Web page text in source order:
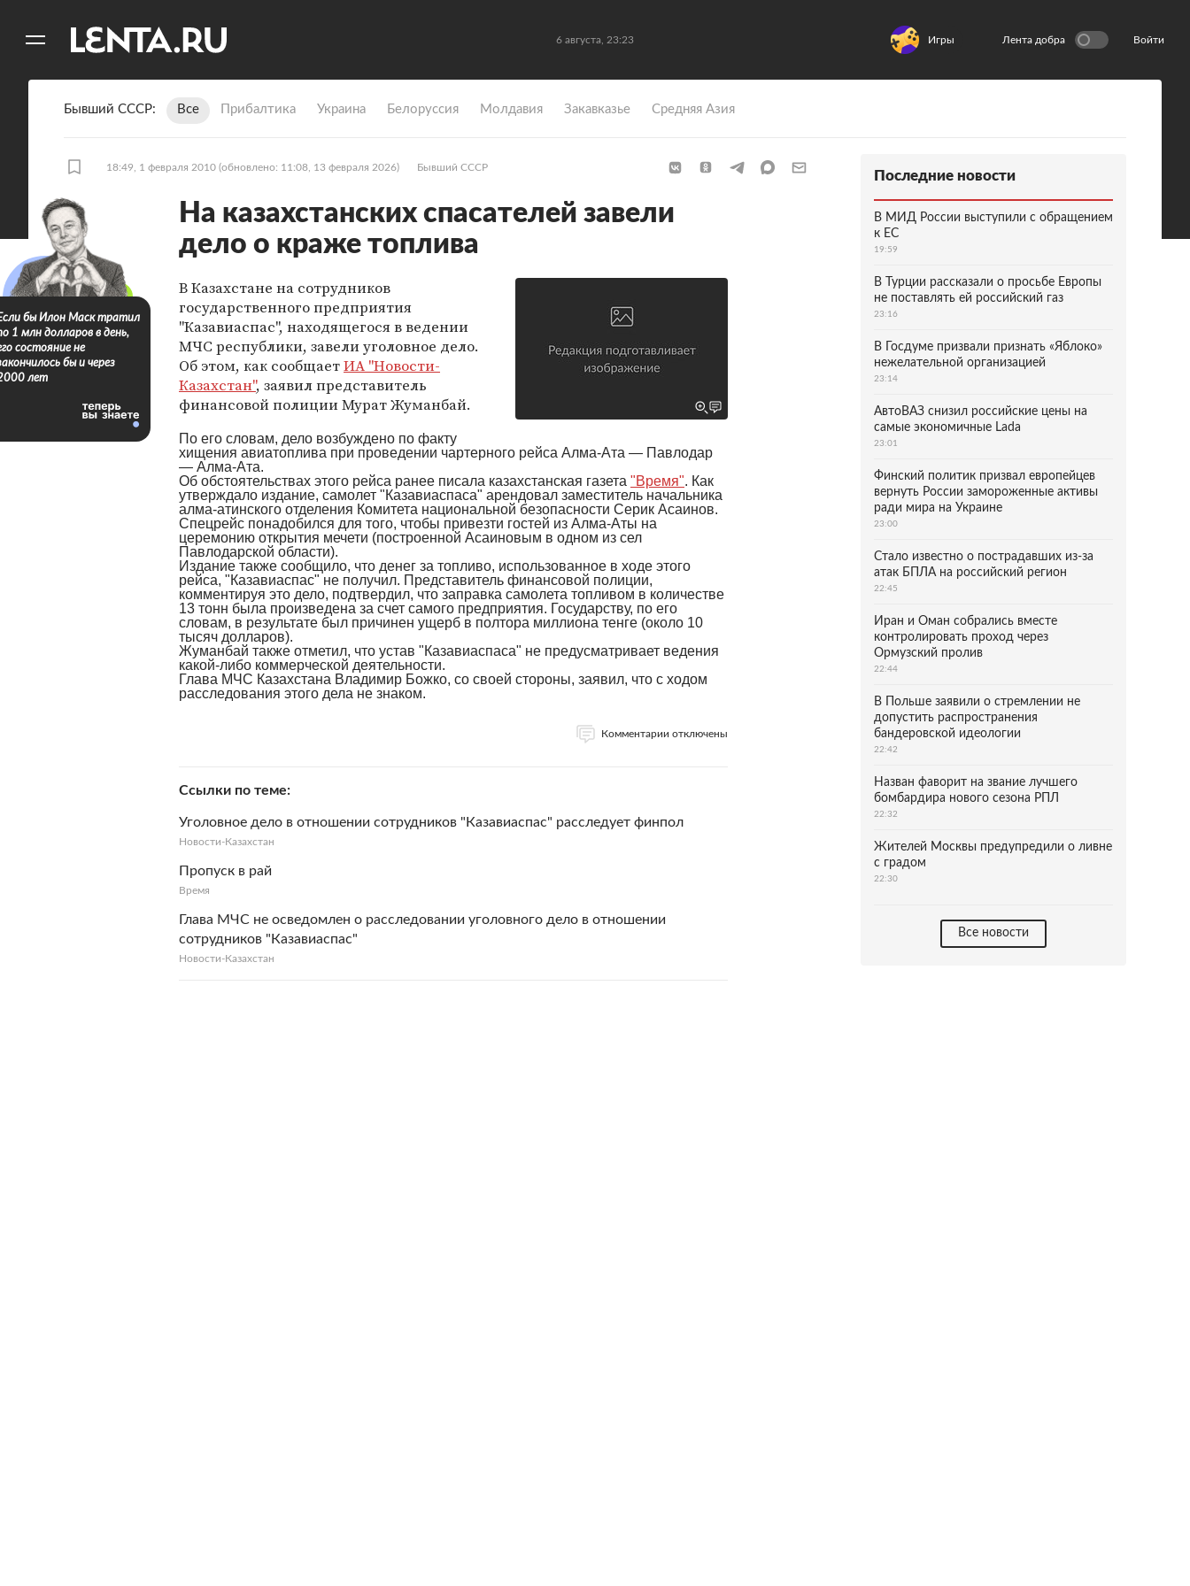
6 августа, 23:23 Игры Лента добра Войти
Бывший СССР Все Прибалтика Украина Белоруссия Молдавия Закавказье Средняя Азия
18:49, 1 февраля 2010 (обновлено: 11:08, 13 февраля 2026) Бывший СССР
На казахстанских спасателей завели
дело о краже топлива
В Казахстане на сотрудников
государственного предприятия
"Казавиаспас", находящегося в ведении
МЧС республики, завели уголовное дело.
Об этом, как сообщаетИА "Новости-
Казахстан", заявил представитель
финансовой полиции Мурат Жуманбай.
По его словам, дело возбуждено по факту
хищения авиатоплива при проведении чартерного рейса Алма-Ата — Павлодар
— Алма-Ата.
Об обстоятельствах этого рейса ранее писала казахстанская газета "Время". Как
утверждало издание, самолет "Казавиаспаса" арендовал заместитель начальника
алма-атинского отделения Комитета национальной безопасности Серик Асаинов.
Спецрейс понадобился для того, чтобы привезти гостей из Алма-Аты на
церемонию открытия мечети (построенной Асаиновым в одном из сел
Павлодарской области).
Издание также сообщило, что денег за топливо, использованное в ходе этого
рейса, "Казавиаспас" не получил. Представитель финансовой полиции,
комментируя это дело, подтвердил, что заправка самолета топливом в количестве
13 тонн была произведена за счет самого предприятия. Государству, по его
словам, в результате был причинен ущерб в полтора миллиона тенге (около 10
тысяч долларов).
Жуманбай также отметил, что устав "Казавиаспаса" не предусматривает ведения
какой-либо коммерческой деятельности.
Глава МЧС Казахстана Владимир Божко, со своей стороны, заявил, что с ходом
расследования этого дела не знаком.
Комментарии отключены
Ссылки по теме
Уголовное дело в отношении сотрудников "Казавиаспас" расследует финпол
Новости-Казахстан
Пропуск в рай
Время
Глава МЧС не осведомлен о расследовании уголовного дело в отношении
сотрудников "Казавиаспас"
Новости-Казахстан
бы Илон Маск тратил
1 млн долларов в день,
состояние не
бы и через
лет
Последние новости
В МИД России выступили с обращением
к ЕС
19:59
В Турции рассказали о просьбе Европы
не поставлять ей российский газ
23:16
В Госдуме призвали признать «Яблоко»
нежелательной организацией
23:14
АвтоВАЗ снизил российские цены на
самые экономичные Lada
23:01
Финский политик призвал европейцев
вернуть России замороженные активы
ради мира на Украине
23:00
Стало известно о пострадавших из-за
атак БПЛА на российский регион
22:45
Иран и Оман собрались вместе
контролировать проход через
Ормузский пролив
22:44
В Польше заявили о стремлении не
допустить распространения
бандеровской идеологии
22:42
Назван фаворит на звание лучшего
бомбардира нового сезона РПЛ
22:32
Жителей Москвы предупредили о ливне
с градом
22:30
Все новости